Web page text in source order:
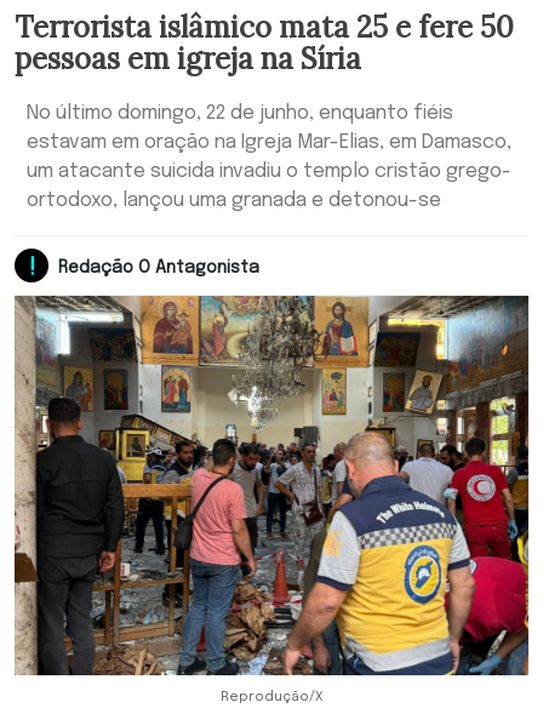
Terrorista islâmico mata 25 e fere 50
pessoas em igreja na Síria
No último domingo, 22 de junho, enquanto fiéis
estavam em oração na Igreja Mar-Elias, em Damasco,
um atacante suicida invadiu o templo cristão grego-
ortodoxo, lançou uma granada e detonou-se
Redação O Antagonista
Reprodução/X